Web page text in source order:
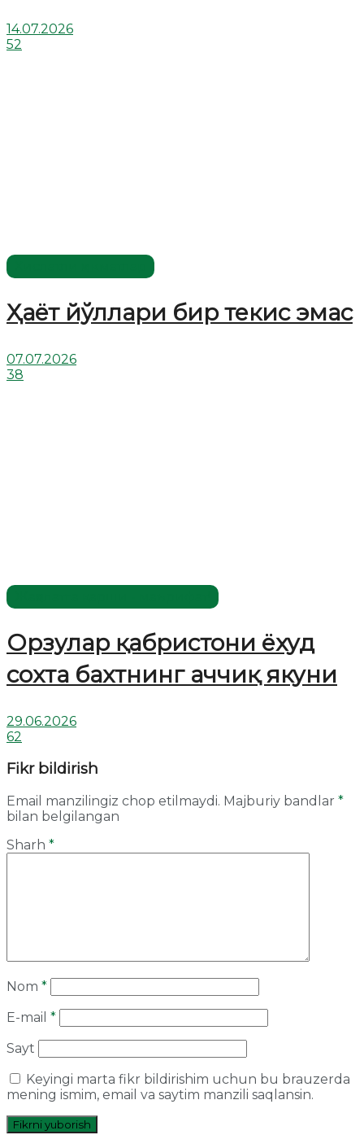
14.07.2026
52
Ҳаёт йўллари бир текис эмас
07.07.2026
38
Орзулар қабристони ёхуд
сохта бахтнинг аччиқ якуни
29.06.2026
62
Fikr bildirish
Email manzilingiz chop etilmaydi. Majburiy bandlar *
bilan belgilangan
Sharh *
Nom *
E-mail *
Sayt
Keyingi marta fikr bildirishim uchun bu brauzerda
mening ismim, email va saytim manzili saqlansin.